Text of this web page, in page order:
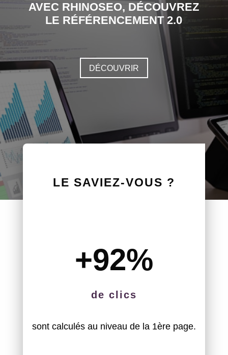
AVEC RHINOSEO, DÉCOUVREZ
LE RÉFÉRENCEMENT 2.0
DÉCOUVRIR
LE SAVIEZ-VOUS ?
+92%
de clics
sont calculés au niveau de la 1ère page.